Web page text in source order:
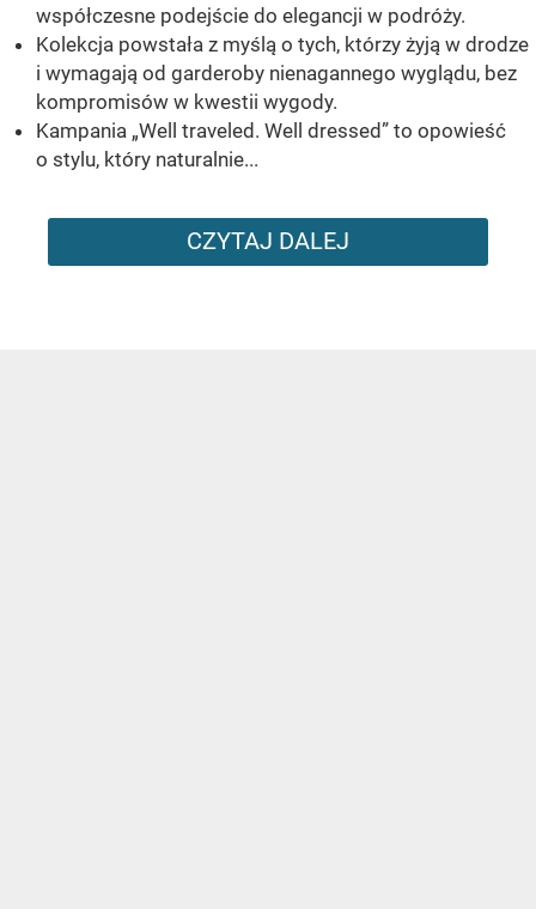
współczesne podejście do elegancji w podróży.
Kolekcja powstała z myślą o tych, którzy żyją w drodze
i wymagają od garderoby nienagannego wyglądu, bez
kompromisów w kwestii wygody.
Kampania „Well traveled. Well dressed” to opowieść
o stylu, który naturalnie...
CZYTAJ DALEJ